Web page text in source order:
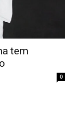
tem
0